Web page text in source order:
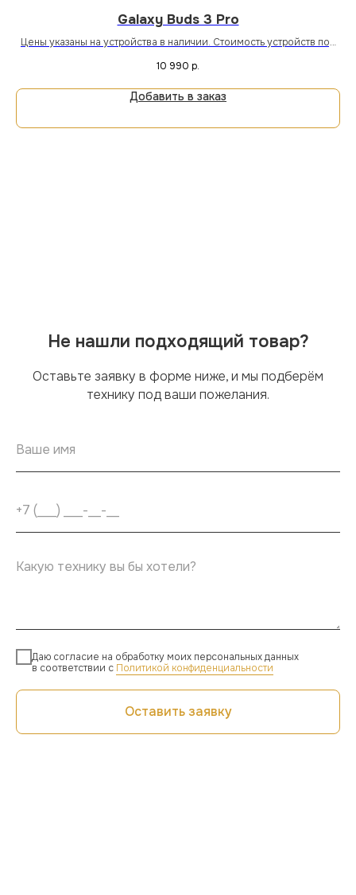
Galaxy Buds 3 Pro
Цены указаны на устройства в наличии. Стоимость устройств под
10 990 р.
Добавить в заказ
Не нашли подходящий товар?
Оставьте заявку в форме ниже, и мы подберём
технику под ваши пожелания.
Даю согласие на обработку моих персональных данных
в соответствии с Политикой конфиденциальности
Оставить заявку